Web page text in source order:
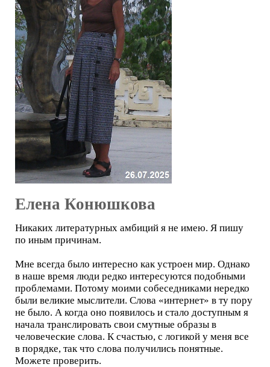
Елена Конюшкова
Никаких литературных амбиций я не имею. Я пишу
по иным причинам.
Мне всегда было интересно как устроен мир. Однако
в наше время люди редко интересуются подобными
проблемами. Потому моими собеседниками нередко
были великие мыслители. Слова «интернет» в ту пору
не было. А когда оно появилось и стало доступным я
начала транслировать свои смутные образы в
человеческие слова. К счастью, с логикой у меня все
в порядке, так что слова получились понятные.
Можете проверить.